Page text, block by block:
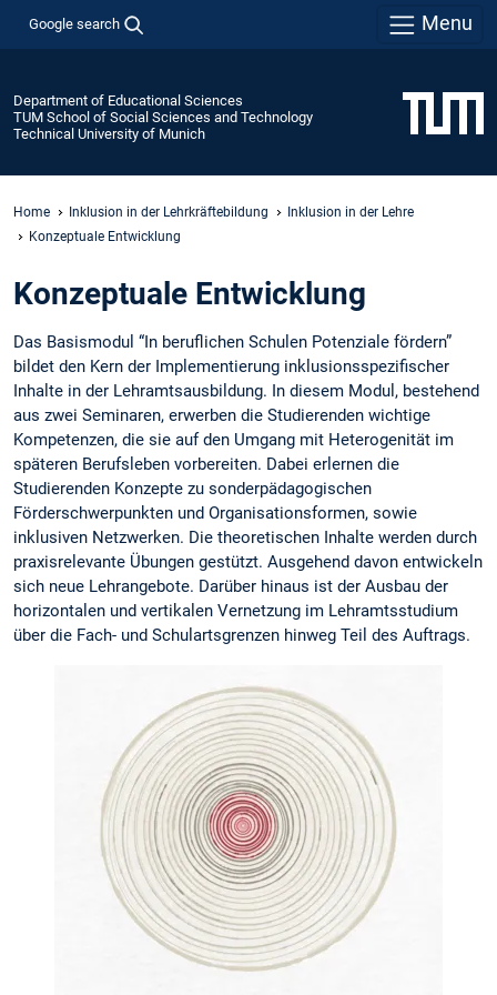
Google search Menu
Department of Educational Sciences
TUM School of Social Sciences and Technology
Technical University of Munich
Home Inklusion in der Lehrkräftebildung
Inklusion in der Lehre
Konzeptuale Entwicklung
Konzeptuale Entwicklung
Das Basismodul “In beruflichen Schulen Potenziale fördern”
bildet den Kern der Implementierung inklusionsspezifischer
Inhalte in der Lehramtsausbildung. In diesem Modul, bestehend
aus zwei Seminaren, erwerben die Studierenden wichtige
Kompetenzen, die sie auf den Umgang mit Heterogenität im
späteren Berufsleben vorbereiten. Dabei erlernen die
Studierenden Konzepte zu sonderpädagogischen
Förderschwerpunkten und Organisationsformen, sowie
inklusiven Netzwerken. Die theoretischen Inhalte werden durch
praxisrelevante Übungen gestützt. Ausgehend davon entwickeln
sich neue Lehrangebote. Darüber hinaus ist der Ausbau der
horizontalen und vertikalen Vernetzung im Lehramtsstudium
über die Fach- und Schulartsgrenzen hinweg Teil des Auftrags.